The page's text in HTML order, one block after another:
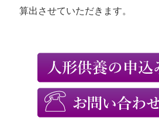
算出させていただきます。